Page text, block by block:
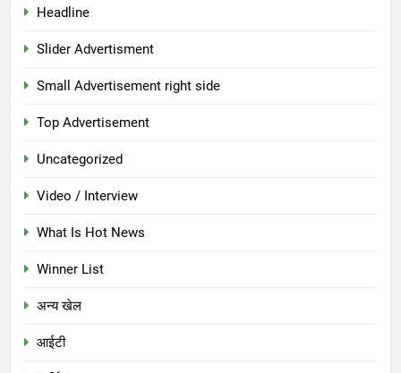
Headline
Slider Advertisment
Small Advertisement right side
Top Advertisement
Uncategorized
Video / Interview
What Is Hot News
Winner List
अन्य खेल
आईटी